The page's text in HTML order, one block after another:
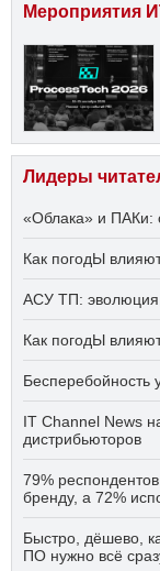
Мероприятия
Лидеры
«Облака» и ПАКи:
Как погодЫ
АСУ ТП:
Как погодЫ
Бесперебойность
IT Channel News
дистрибьюторов
79%
бренду, а 72%
Быстро, дёшево,
ПО нужно всё